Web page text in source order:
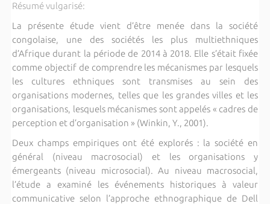
Résumé vulgarisé:
La présente étude vient d’être menée dans la société
congolaise, une des sociétés les plus multiethniques
d’Afrique durant la période de 2014 à 2018. Elle s’était fixée
comme objectif de comprendre les mécanismes par lesquels
les cultures ethniques sont transmises au sein des
organisations modernes, telles que les grandes villes et les
organisations, lesquels mécanismes sont appelés « cadres de
perception et d’organisation » (Winkin, Y., 2001).
Deux champs empiriques ont été explorés : la société en
général (niveau macrosocial) et les organisations y
émergeants (niveau microsocial). Au niveau macrosocial,
l’étude a examiné les événements historiques à valeur
communicative selon l’approche ethnographique de Dell